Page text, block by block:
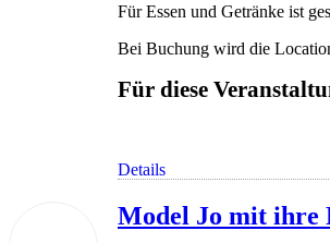
Für Essen und Getränke ist
Bei Buchung wird die
Für diese
Details
Model Jo mit ihre